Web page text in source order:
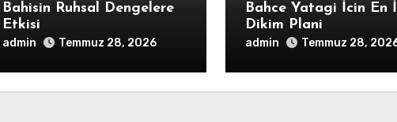
Bahisin Ruhsal Dengelere
Etkisi
admin Temmuz 28, 2026
Bahce Yatagi İcin En
Dikim Plani
admin Temmuz 28,